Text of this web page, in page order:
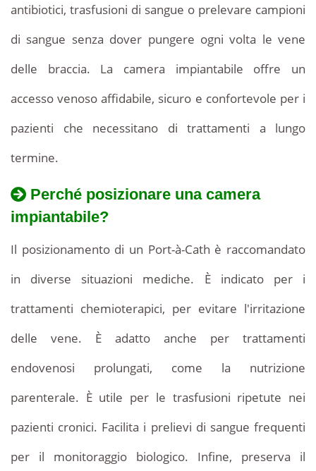
di
procedura
sicura
informazioni
Una
soluzione
per
trattamenti
di
lunga
durata.
antibiotici, trasfusioni di sangue o prelevare campioni
di sangue senza dover pungere ogni volta le vene
delle braccia. La camera impiantabile offre un
accesso venoso affidabile, sicuro e confortevole per i
pazienti che necessitano di trattamenti a lungo
termine.
Perché posizionare una camera
impiantabile?
Il posizionamento di un Port-à-Cath è raccomandato
in diverse situazioni mediche. È indicato per i
trattamenti chemioterapici, per evitare l'irritazione
delle vene. È adatto anche per trattamenti
endovenosi prolungati, come la nutrizione
parenterale. È utile per le trasfusioni ripetute nei
pazienti cronici. Facilita i prelievi di sangue frequenti
per il monitoraggio biologico. Infine, preserva il